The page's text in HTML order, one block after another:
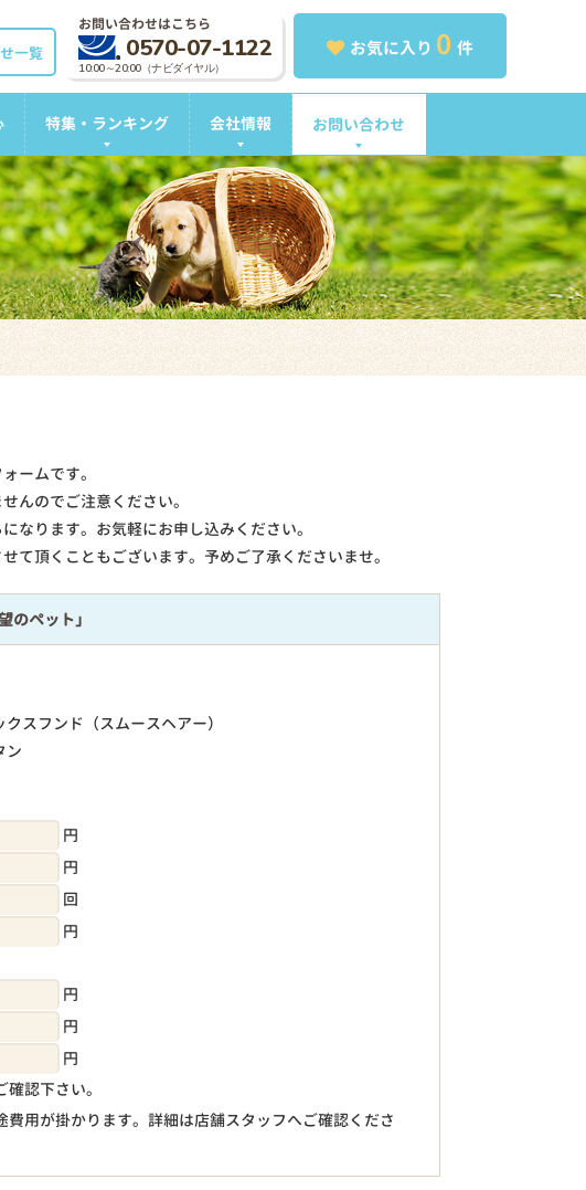
お気に入り 0 件
お問い合わせはこちら
0570-07-1122
10:00～20:00（ナビダイヤル）
一覧
特集・ランキング 会社情報 お問い合わせ
ームです。
んのでご注意ください。
なります。お気軽にお申し込みください。
て頂くこともございます。予めご了承くださいませ。
のペット」
スフンド（スムースヘアー）
ン
円
円
回
円
円
円
円
確認下さい。
用が掛かります。詳細は店舗スタッフへご確認くださ
円